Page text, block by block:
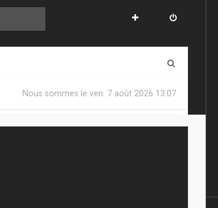
Nous sommes le ven. 7 août 2026 13:07